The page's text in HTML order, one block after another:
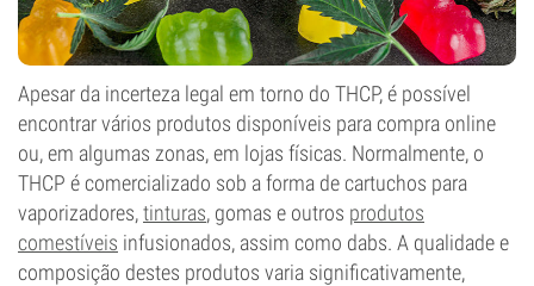
Apesar da incerteza legal em torno do THCP, é possível
encontrar vários produtos disponíveis para compra online
ou, em algumas zonas, em lojas físicas. Normalmente, o
THCP é comercializado sob a forma de cartuchos para
vaporizadores,tinturas, gomas e outros produtos
comestíveis infusionados, assim como dabs. A qualidade e
composição destes produtos varia significativamente,